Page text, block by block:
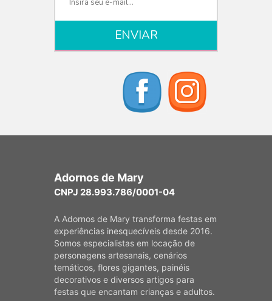
Adornos de Mary
CNPJ 28.993.786/0001-04
A Adornos de Mary transforma festas em
experiências inesquecíveis desde 2016.
Somos especialistas em locação de
personagens artesanais, cenários
temáticos, flores gigantes, painéis
decorativos e diversos artigos para
festas que encantam crianças e adultos.